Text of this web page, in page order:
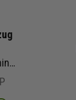
Herren Damen 2-teilig | Trainingsjacke Trainingshose